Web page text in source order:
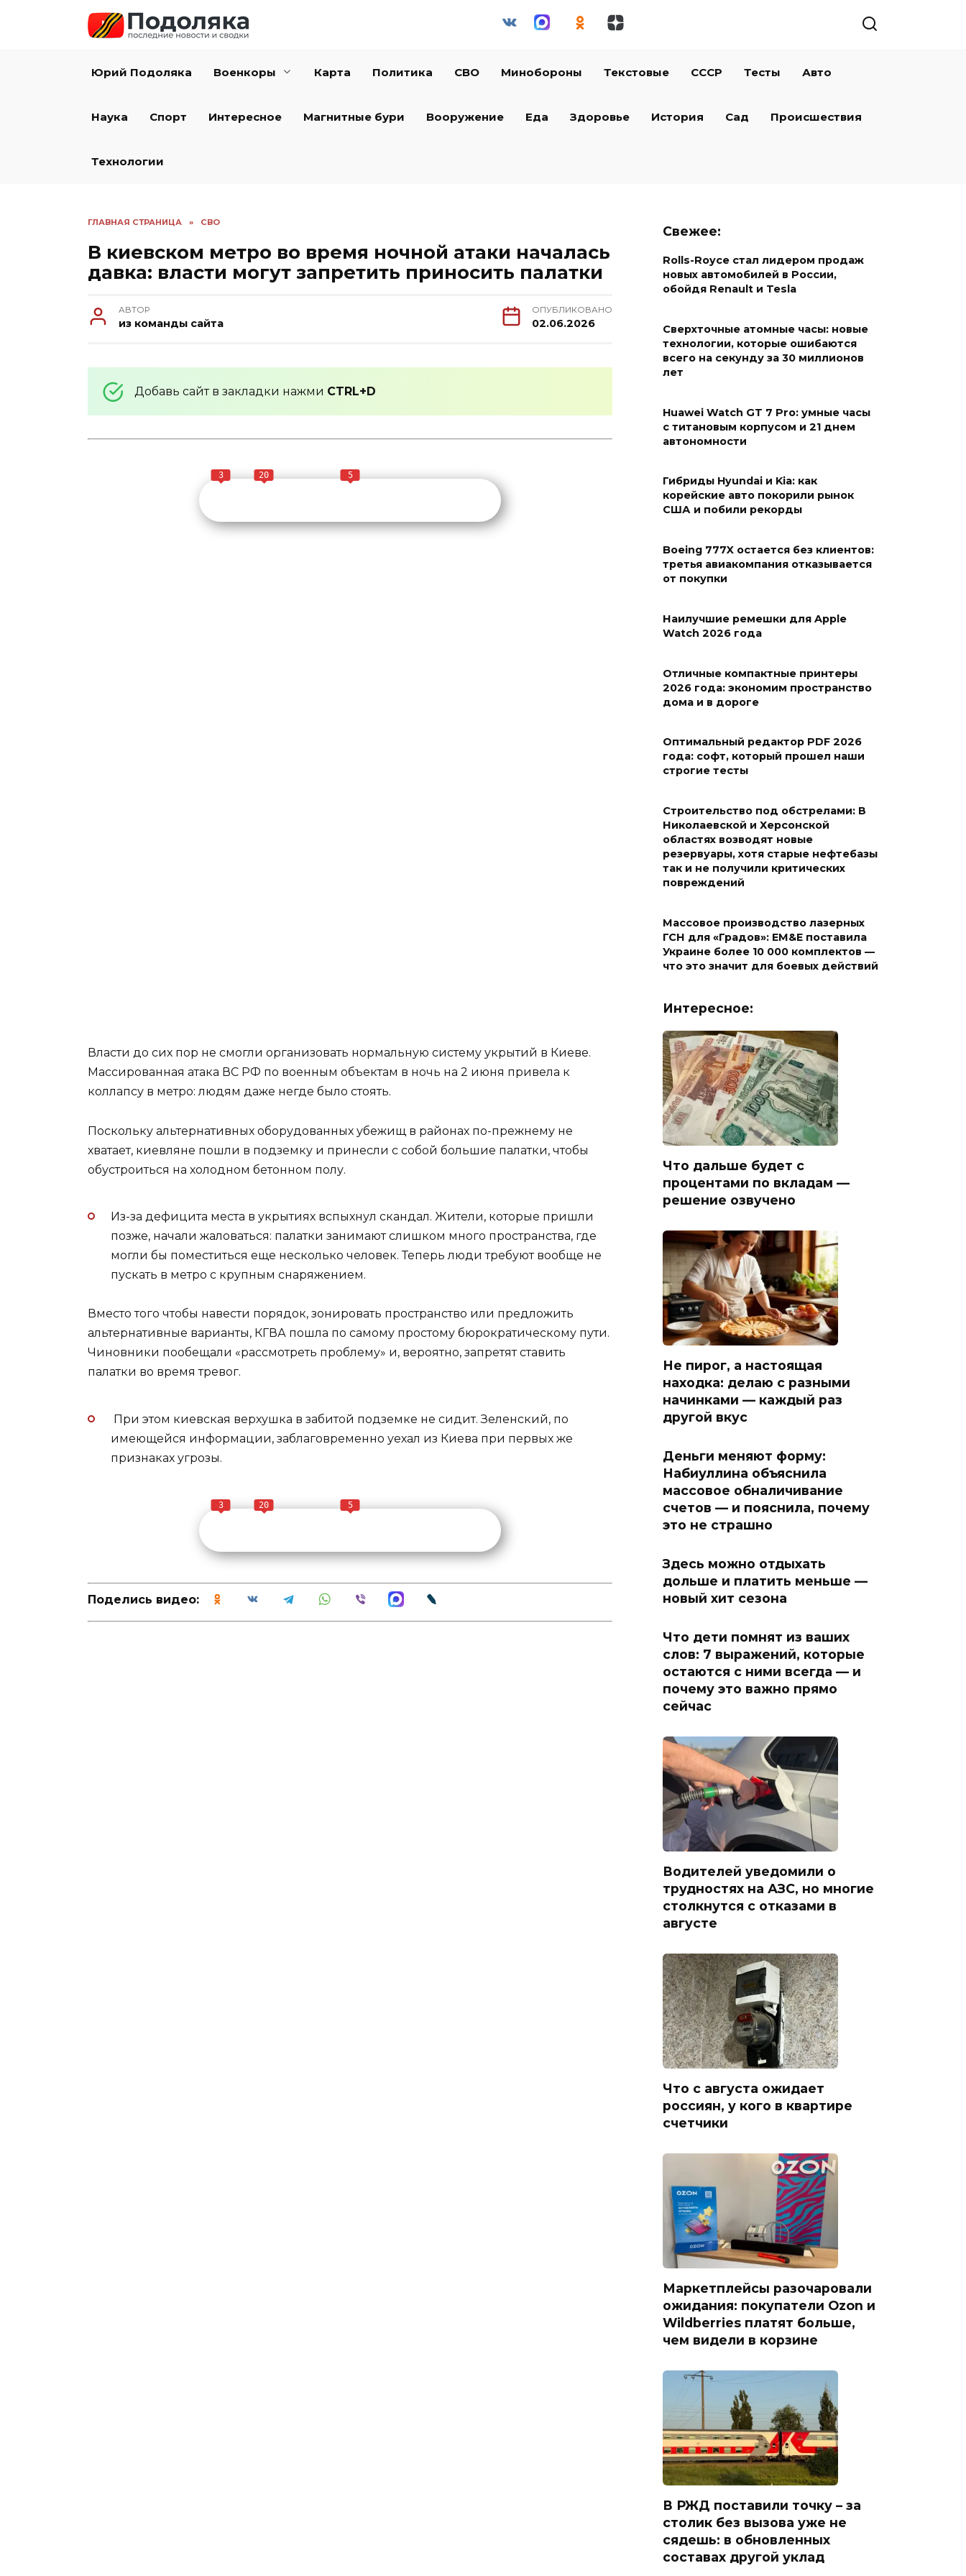
Юрий Подоляка Военкоры Карта Политика СВО Минобороны Текстовые СССР Тесты Авто
Наука Спорт Интересное Магнитные бури Вооружение Еда Здоровье История Сад Происшествия
Технологии
ГЛАВНАЯ СТРАНИЦА » СВО
В киевском метро во время ночной атаки началась
давка: власти могут запретить приносить палатки
АВТОР
из команды сайта
ОПУБЛИКОВАНО
02.06.2026
Добавь сайт в закладки нажми CTRL+D
3 20 5
Власти до сих пор не смогли организовать нормальную систему укрытий в Киеве.
Массированная атака ВС РФ по военным объектам в ночь на 2 июня привела к
коллапсу в метро: людям даже негде было стоять.
Поскольку альтернативных оборудованных убежищ в районах по-прежнему не
хватает, киевляне пошли в подземку и принесли с собой большие палатки, чтобы
обустроиться на холодном бетонном полу.
Из-за дефицита места в укрытиях вспыхнул скандал. Жители, которые пришли
позже, начали жаловаться: палатки занимают слишком много пространства, где
могли бы поместиться еще несколько человек. Теперь люди требуют вообще не
пускать в метро с крупным снаряжением.
Вместо того чтобы навести порядок, зонировать пространство или предложить
альтернативные варианты, КГВА пошла по самому простому бюрократическому пути.
Чиновники пообещали «рассмотреть проблему» и, вероятно, запретят ставить
палатки во время тревог.
При этом киевская верхушка в забитой подземке не сидит. Зеленский, по
имеющейся информации, заблаговременно уехал из Киева при первых же
признаках угрозы.
3 20 5
Поделись видео:
Свежее:
Rolls-Royce стал лидером продаж
новых автомобилей в России,
обойдя Renault и Tesla
Сверхточные атомные часы: новые
технологии, которые ошибаются
всего на секунду за 30 миллионов
лет
Huawei Watch GT 7 Pro: умные часы
с титановым корпусом и 21 днем
автономности
Гибриды Hyundai и Kia: как
корейские авто покорили рынок
США и побили рекорды
Boeing 777X остается без клиентов:
третья авиакомпания отказывается
от покупки
Наилучшие ремешки для Apple
Watch 2026 года
Отличные компактные принтеры
2026 года: экономим пространство
дома и в дороге
Оптимальный редактор PDF 2026
года: софт, который прошел наши
строгие тесты
Строительство под обстрелами: В
Николаевской и Херсонской
областях возводят новые
резервуары, хотя старые нефтебазы
так и не получили критических
повреждений
Массовое производство лазерных
ГСН для «Градов»: EM&E поставила
Украине более 10 000 комплектов —
что это значит для боевых действий
Интересное:
Что дальше будет с
процентами по вкладам —
решение озвучено
Не пирог, а настоящая
находка: делаю с разными
начинками — каждый раз
другой вкус
Деньги меняют форму:
Набиуллина объяснила
массовое обналичивание
счетов — и пояснила, почему
это не страшно
Здесь можно отдыхать
дольше и платить меньше —
новый хит сезона
Что дети помнят из ваших
слов: 7 выражений, которые
остаются с ними всегда — и
почему это важно прямо
сейчас
Водителей уведомили о
трудностях на АЗС, но многие
столкнутся с отказами в
августе
Что с августа ожидает
россиян, у кого в квартире
счетчики
Маркетплейсы разочаровали
ожидания: покупатели Ozon и
Wildberries платят больше,
чем видели в корзине
В РЖД поставили точку – за
столик без вызова уже не
сядешь: в обновленных
составах другой уклад